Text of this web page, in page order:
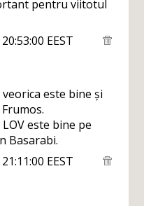
pentru viitotul
EEST
este bine și
este bine pe
Basarabi.
EEST